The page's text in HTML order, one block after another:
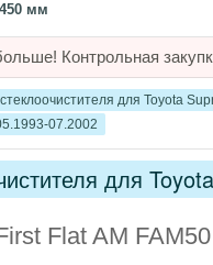
450 мм
Контрольная
для Toyota
07.2002
для
Flat AM